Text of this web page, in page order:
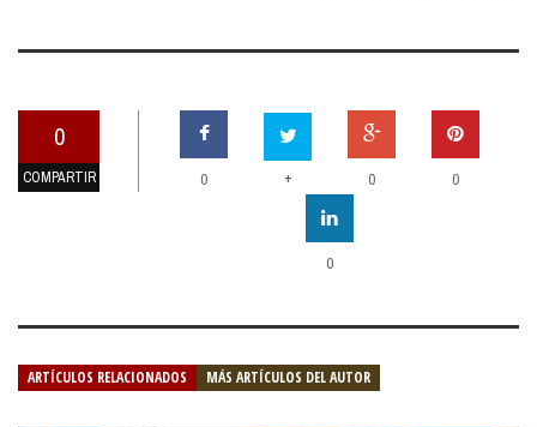
0
COMPARTIR 0 + 0 0
0
ARTÍCULOS RELACIONADOS MÁS ARTÍCULOS DEL AUTOR